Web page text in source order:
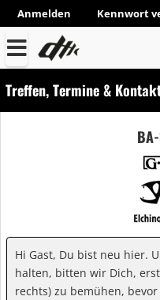
Anmelden Kennwort
Treffen, Termine &
Hi Gast, Du bist neu hier.
halten, bitten wir Dich,
rechts) zu bemühen,